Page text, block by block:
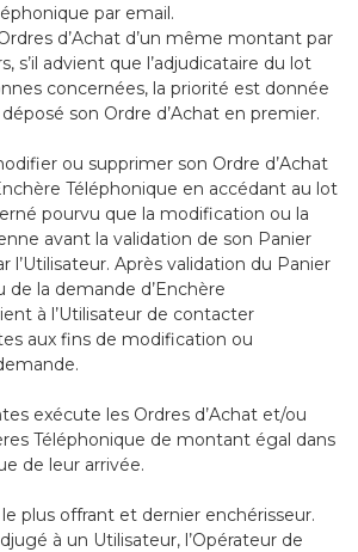
par email.
d’Achat d’un même montant par
s’il advient que l’adjudicataire du lot
concernées, la priorité est donnée
son Ordre d’Achat en premier.
ou supprimer son Ordre d’Achat
Téléphonique en accédant au lot
pourvu que la modification ou la
avant la validation de son Panier
l’Utilisateur. Après validation du Panier
de la demande d’Enchère
à l’Utilisateur de contacter
aux fins de modification ou
exécute les Ordres d’Achat et/ou
Téléphonique de montant égal dans
de leur arrivée.
le plus offrant et dernier enchérisseur.
à un Utilisateur, l’Opérateur de